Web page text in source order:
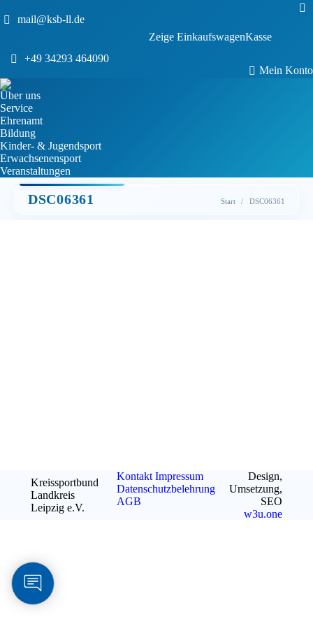
mail@ksb-ll.de
+49 34293 464090
Zeige EinkaufswagenKasse
Mein Konto
Über uns
Service
Ehrenamt
Bildung
Kinder- & Jugendsport
Erwachsenensport
Veranstaltungen
DSC06361
Sie befinden sich
Start DSC06361
Kreissportbund
Landkreis
Leipzig e.V.
Kontakt Impressum
Datenschutzbelehrung
AGB
Design,
Umsetzung,
SEO
w3u.one